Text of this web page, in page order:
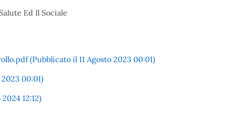
Ed Il Sociale
(Pubblicato il 11 Agosto 2023 00:01)
00:01)
12:12)